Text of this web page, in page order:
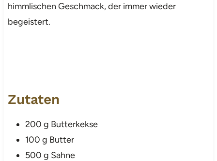
himmlischen Geschmack, der immer wieder
begeistert.
Zutaten
200 g Butterkekse
100 g Butter
500 g Sahne